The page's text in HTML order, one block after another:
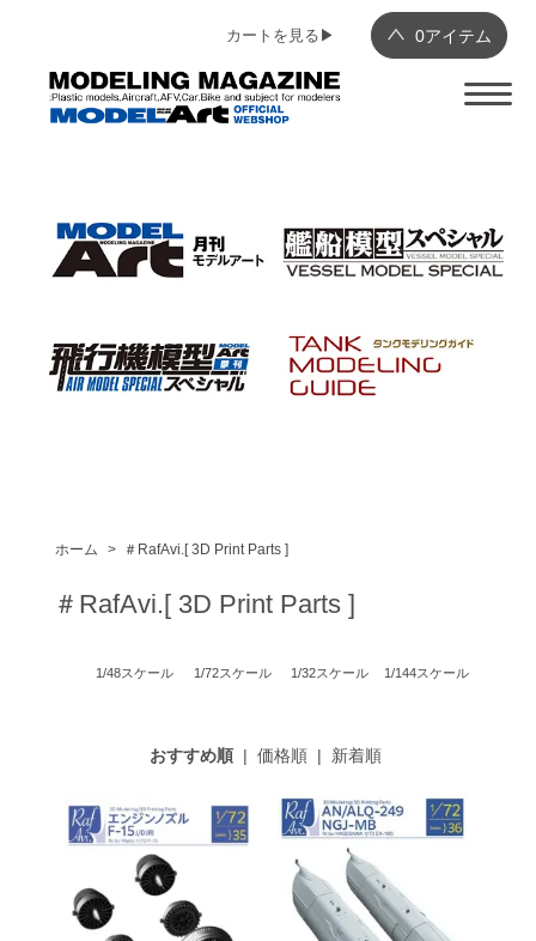
0アイテム
カートを見る▶︎
ホーム > ＃RafAvi.[ 3D Print Parts ]
＃RafAvi.[ 3D Print Parts ]
1/48スケール 1/72スケール 1/32スケール 1/144スケール
おすすめ順 |価格順 | 新着順